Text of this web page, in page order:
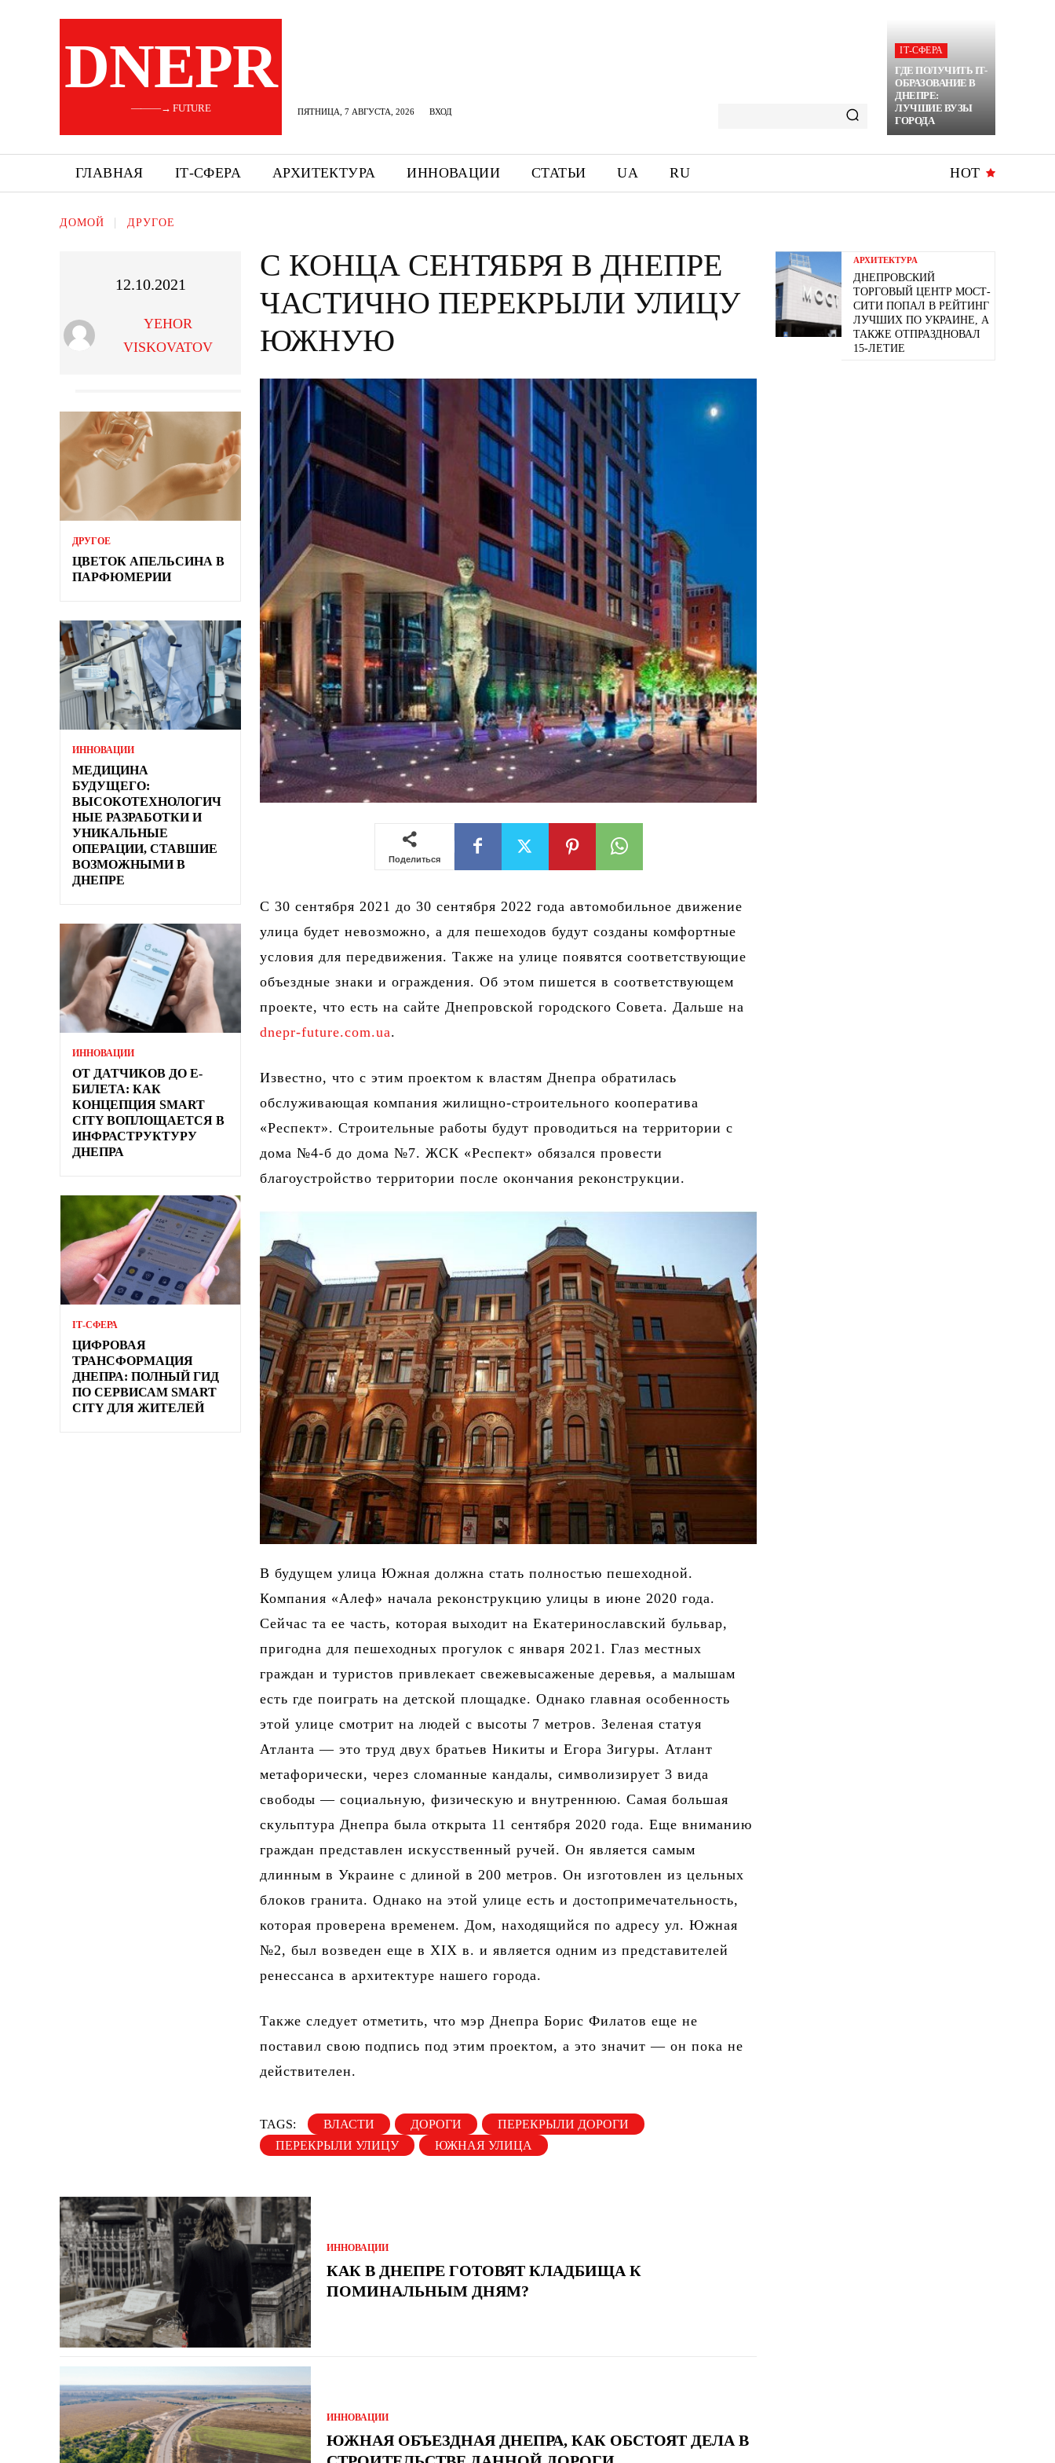
DNEPR
———→ FUTURE ПЯТНИЦА, 7 АВГУСТА, 2026 ВХОД
ІТ-СФЕРА
ГДЕ ПОЛУЧИТЬ IT-
ОБРАЗОВАНИЕ В
ДНЕПРЕ:
ЛУЧШИЕ ВУЗЫ
ГОРОДА
ГЛАВНАЯ ІТ-СФЕРА АРХИТЕКТУРА ИННОВАЦИИ СТАТЬИ UA RU HOT
ДОМОЙ ДРУГОЕ
12.10.2021
YEHOR
VISKOVATOV
ДРУГОЕ
ЦВЕТОК АПЕЛЬСИНА В
ПАРФЮМЕРИИ
ИННОВАЦИИ
МЕДИЦИНА
БУДУЩЕГО:
ВЫСОКОТЕХНОЛОГИЧ
НЫЕ РАЗРАБОТКИ И
УНИКАЛЬНЫЕ
ОПЕРАЦИИ, СТАВШИЕ
ВОЗМОЖНЫМИ В
ДНЕПРЕ
ИННОВАЦИИ
ОТ ДАТЧИКОВ ДО Е-
БИЛЕТА: КАК
КОНЦЕПЦИЯ SMART
CITY ВОПЛОЩАЕТСЯ В
ИНФРАСТРУКТУРУ
ДНЕПРА
ІТ-СФЕРА
ЦИФРОВАЯ
ТРАНСФОРМАЦИЯ
ДНЕПРА: ПОЛНЫЙ ГИД
ПО СЕРВИСАМ SMART
CITY ДЛЯ ЖИТЕЛЕЙ
С КОНЦА СЕНТЯБРЯ В ДНЕПРЕ
ЧАСТИЧНО ПЕРЕКРЫЛИ УЛИЦУ
ЮЖНУЮ
Поделиться
С 30 сентября 2021 до 30 сентября 2022 года автомобильное движение
улица будет невозможно, а для пешеходов будут созданы комфортные
условия для передвижения. Также на улице появятся соответствующие
объездные знаки и ограждения. Об этом пишется в соответствующем
проекте, что есть на сайте Днепровской городского Совета. Дальше на
dnepr-future.com.ua.
Известно, что с этим проектом к властям Днепра обратилась
обслуживающая компания жилищно-строительного кооператива
«Респект». Строительные работы будут проводиться на территории с
дома №4-б до дома №7. ЖСК «Респект» обязался провести
благоустройство территории после окончания реконструкции.
В будущем улица Южная должна стать полностью пешеходной.
Компания «Алеф» начала реконструкцию улицы в июне 2020 года.
Сейчас та ее часть, которая выходит на Екатеринославский бульвар,
пригодна для пешеходных прогулок с января 2021. Глаз местных
граждан и туристов привлекает свежевысаженые деревья, а малышам
есть где поиграть на детской площадке. Однако главная особенность
этой улице смотрит на людей с высоты 7 метров. Зеленая статуя
Атланта — это труд двух братьев Никиты и Егора Зигуры. Атлант
метафорически, через сломанные кандалы, символизирует 3 вида
свободы — социальную, физическую и внутреннюю. Самая большая
скульптура Днепра была открыта 11 сентября 2020 года. Еще вниманию
граждан представлен искусственный ручей. Он является самым
длинным в Украине с длиной в 200 метров. Он изготовлен из цельных
блоков гранита. Однако на этой улице есть и достопримечательность,
которая проверена временем. Дом, находящийся по адресу ул. Южная
№2, был возведен еще в XIX в. и является одним из представителей
ренессанса в архитектуре нашего города.
Также следует отметить, что мэр Днепра Борис Филатов еще не
поставил свою подпись под этим проектом, а это значит — он пока не
действителен.
TAGS: ВЛАСТИ ДОРОГИ
ПЕРЕКРЫЛИ ДОРОГИ
ПЕРЕКРЫЛИ УЛИЦУ
ЮЖНАЯ УЛИЦА
ИННОВАЦИИ
КАК В ДНЕПРЕ ГОТОВЯТ КЛАДБИЩА К
ПОМИНАЛЬНЫМ ДНЯМ?
ИННОВАЦИИ
ЮЖНАЯ ОБЪЕЗДНАЯ ДНЕПРА, КАК ОБСТОЯТ ДЕЛА В
АРХИТЕКТУРА
ДНЕПРОВСКИЙ
ТОРГОВЫЙ ЦЕНТР МОСТ-
СИТИ ПОПАЛ В РЕЙТИНГ
ЛУЧШИХ ПО УКРАИНЕ, А
ТАКЖЕ ОТПРАЗДНОВАЛ
15-ЛЕТИЕ